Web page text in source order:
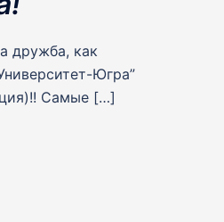
дружба, как
Югра”
Самые […]